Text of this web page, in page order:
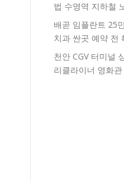
법 수영역 지하철
배곧 임플란트 25
치과 싼곳 예약 전
천안 CGV 터미널
리클라이너 영화관